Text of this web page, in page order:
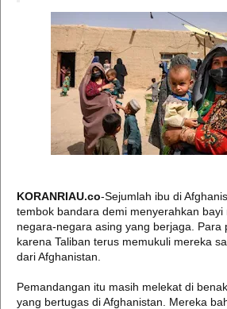
KORANRIAU.co-Sejumlah ibu di
tembok bandara demi menyerahkan bayi
negara-negara asing yang berjaga. Para
karena Taliban terus memukuli mereka
dari Afghanistan.
Pemandangan itu masih melekat di
yang bertugas di Afghanistan. Mereka